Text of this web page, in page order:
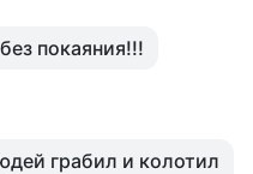
покаяния!!!
грабил и колотил